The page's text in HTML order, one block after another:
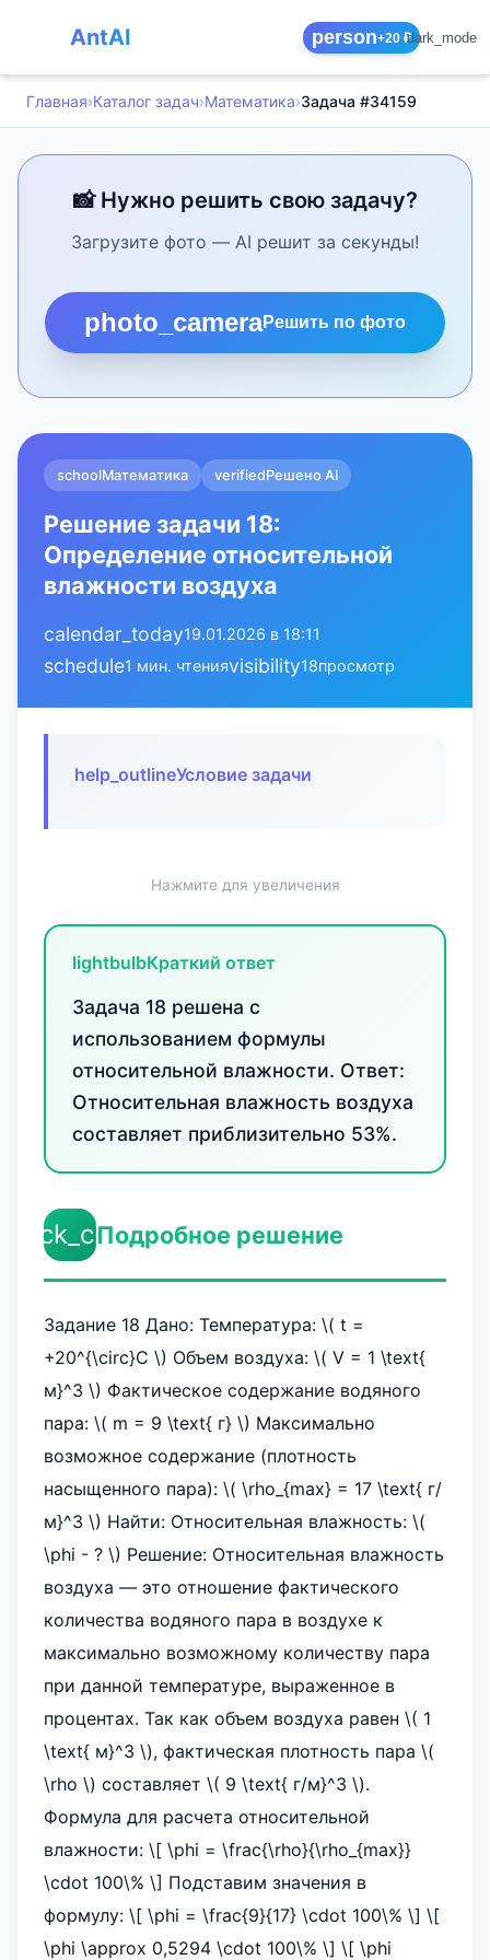
AntAI person+20 ₽dark_mode
Главная›Каталог задач›Математика›Задача #34159
📸 Нужно решить свою задачу?
Загрузите фото — AI решит за секунды!
photo_cameraРешить по фото
schoolМатематика verifiedРешено AI
Решение задачи 18:
Определение относительной
влажности воздуха
calendar_today19.01.2026 в 18:11
schedule1 мин. чтенияvisibility18просмотр
help_outlineУсловие задачи
Нажмите для увеличения
lightbulbКраткий ответ
Задача 18 решена с
использованием формулы
относительной влажности. Ответ:
Относительная влажность воздуха
составляет приблизительно 53%.
Подробное решение
Задание 18 Дано: Температура: \( t =
+20^{\circ}C \) Объем воздуха: \( V = 1 \text{
м}^3 \) Фактическое содержание водяного
пара: \( m = 9 \text{ г} \) Максимально
возможное содержание (плотность
насыщенного пара): \( \rho_{max} = 17 \text{ г/
м}^3 \) Найти: Относительная влажность: \(
\phi - ? \) Решение: Относительная влажность
воздуха — это отношение фактического
количества водяного пара в воздухе к
максимально возможному количеству пара
при данной температуре, выраженное в
процентах. Так как объем воздуха равен \( 1
\text{ м}^3 \), фактическая плотность пара \(
\rho \) составляет \( 9 \text{ г/м}^3 \).
Формула для расчета относительной
влажности: \[ \phi = \frac{\rho}{\rho_{max}}
\cdot 100\% \] Подставим значения в
формулу: \[ \phi = \frac{9}{17} \cdot 100\% \] \[
\phi \approx 0,5294 \cdot 100\% \] \[ \phi